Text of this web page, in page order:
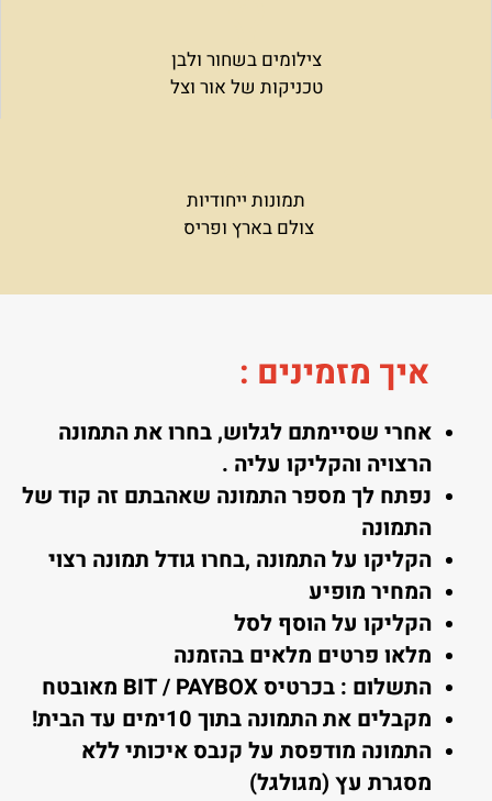
צילומים בשחור ולבן
טכניקות של אור וצל
תמונות ייחודיות
צולם בארץ ופריס
איך מזמינים :
אחרי שסיימתם לגלוש, בחרו את התמונה
הרצויה והקליקו עליה .
נפתח לך מספר התמונה שאהבתם זה קוד של
התמונה
הקליקו על התמונה ,בחרו גודל תמונה רצוי
המחיר מופיע
הקליקו על הוסף לסל
מלאו פרטים מלאים בהזמנה
התשלום : בכרטיס BIT / PAYBOX מאובטח
מקבלים את התמונה בתוך 10ימים עד הבית!
התמונה מודפסת על קנבס איכותי ללא
מסגרת עץ (מגולגל)